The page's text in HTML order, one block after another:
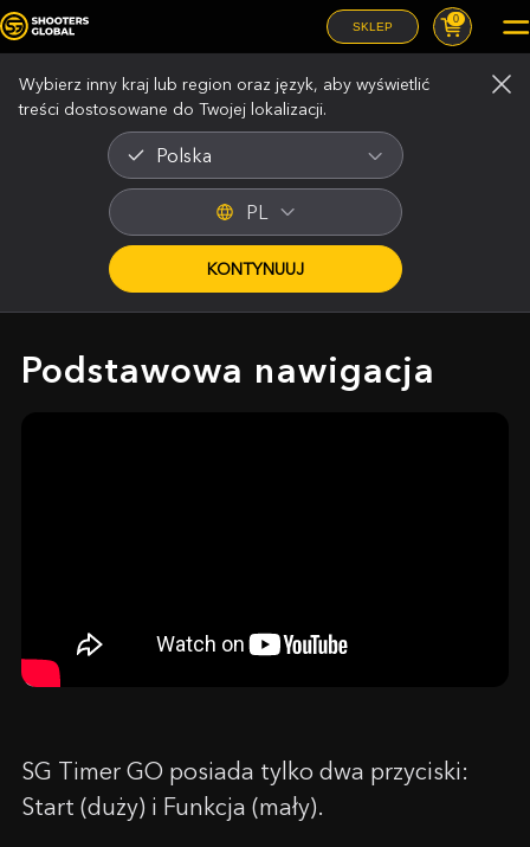
SKLEP
0
Wybierz inny kraj lub region oraz język, aby wyświetlić
treści dostosowane do Twojej lokalizacji.
Polska
PL
KONTYNUUJ
Spis treści instrukcji
View Categories
Podstawowa nawigacja
SG Timer GO posiada tylko dwa przyciski:
Start (duży) i Funkcja (mały).